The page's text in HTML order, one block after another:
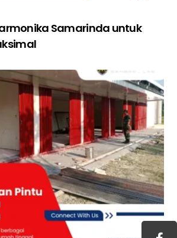
Samarinda untuk